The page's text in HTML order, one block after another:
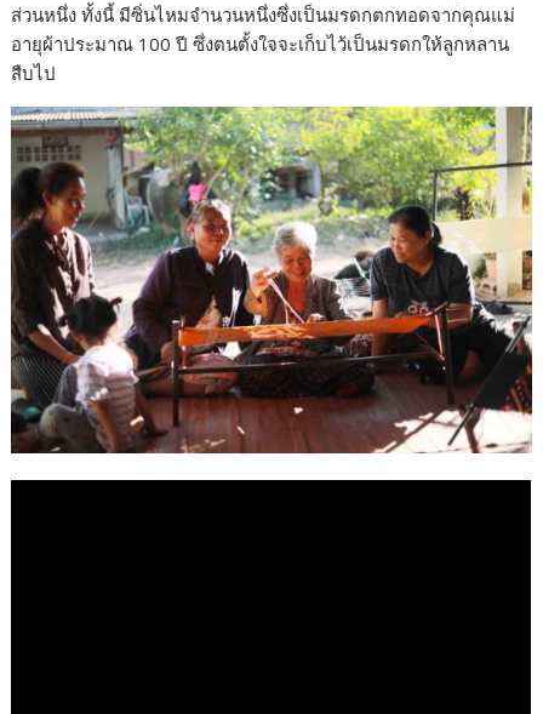
ส่วนหนึ่ง ทั้งนี้ มีซิ่นไหมจำนวนหนึ่งซึ่งเป็นมรดกตกทอดจากคุณแม่
อายุผ้าประมาณ 100 ปี ซึ่งตนตั้งใจจะเก็บไว้เป็นมรดกให้ลูกหลาน
สืบไป